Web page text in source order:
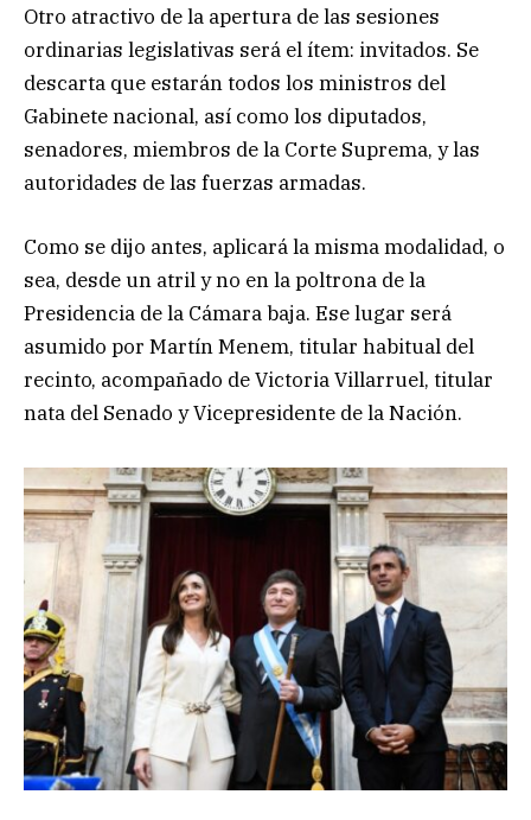
Otro atractivo de la apertura de las sesiones
ordinarias legislativas será el ítem: invitados. Se
descarta que estarán todos los ministros del
Gabinete nacional, así como los diputados,
senadores, miembros de la Corte Suprema, y las
autoridades de las fuerzas armadas.
Como se dijo antes, aplicará la misma modalidad, o
sea, desde un atril y no en la poltrona de la
Presidencia de la Cámara baja. Ese lugar será
asumido por Martín Menem, titular habitual del
recinto, acompañado de Victoria Villarruel, titular
nata del Senado y Vicepresidente de la Nación.